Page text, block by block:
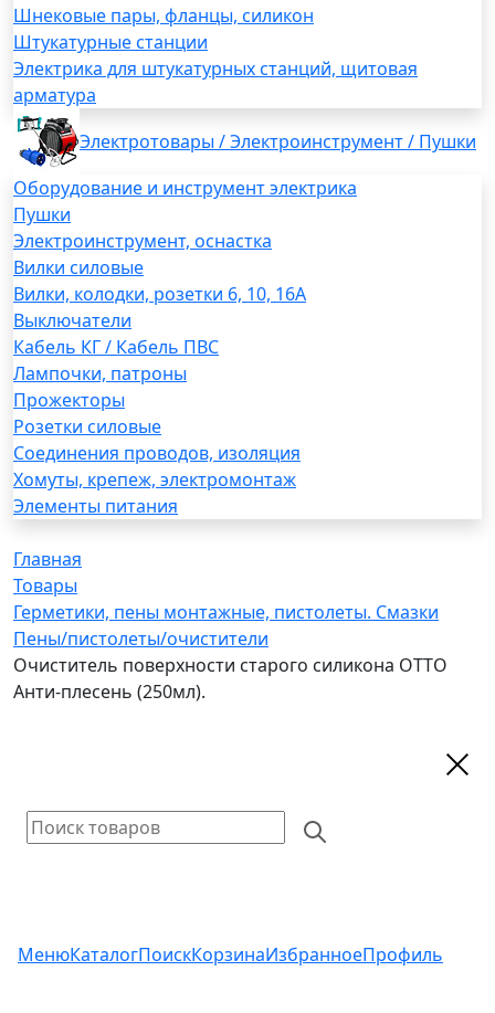
Шнековые пары, фланцы, силикон
Штукатурные станции
Электрика для штукатурных станций, щитовая
арматура
Электротовары / Электроинструмент / Пушки
Оборудование и инструмент электрика
Пушки
Электроинструмент, оснастка
Вилки силовые
Вилки, колодки, розетки 6, 10, 16А
Выключатели
Кабель КГ / Кабель ПВС
Лампочки, патроны
Прожекторы
Розетки силовые
Соединения проводов, изоляция
Хомуты, крепеж, электромонтаж
Элементы питания
Главная
Товары
Герметики, пены монтажные, пистолеты. Смазки
Пены/пистолеты/очистители
Очиститель поверхности старого силикона OTTO
Анти-плесень (250мл).
МенюКаталогПоискКорзинаИзбранноеПрофиль